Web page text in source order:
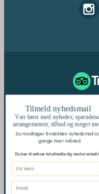
© 2026
Se
Tilmeld nyhedsmail
Vær først med nyheder,
arrangementer, tilbud og meget
Du modtager Broløkkes nyhedsmail
gange hver måned.
Du kan til enhver tid afmelde dig med et enkelt